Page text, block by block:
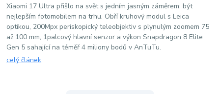
Xiaomi 17 Ultra přišlo na svět s jedním jasným záměrem: být
nejlepším fotomobilem na trhu. Obří kruhový modul s Leica
optikou, 200Mpx periskopický teleobjektiv s plynulým zoomem 75
až 100 mm, 1palcový hlavní senzor a výkon Snapdragon 8 Elite
Gen 5 sahající na téměř 4 miliony bodů v AnTuTu.
celý článek